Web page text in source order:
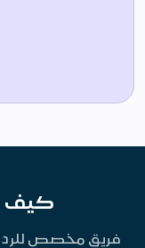
كيف
فريق مخصص للرد